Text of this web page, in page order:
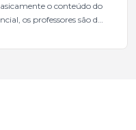
o conteúdo do
os professores são de
pública.Eu sempre
passado para que eu
minha rota.E além
fizeram um